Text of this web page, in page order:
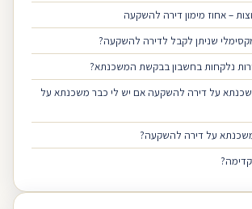
– אחוז מימון דירה להשקעה
שניתן לקבל לדירה להשקעה?
נלקחות בחשבון בבקשת המשכנתא?
על דירה להשקעה אם יש לי כבר משכנתא על
על דירה להשקעה?